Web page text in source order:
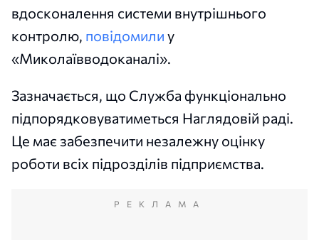
вдосконалення системи внутрішнього
контролю, повідомили у
«Миколаївводоканалі».
Зазначається, що Служба функціонально
підпорядковуватиметься Наглядовій раді.
Це має забезпечити незалежну оцінку
роботи всіх підрозділів підприємства.
РЕКЛАМА